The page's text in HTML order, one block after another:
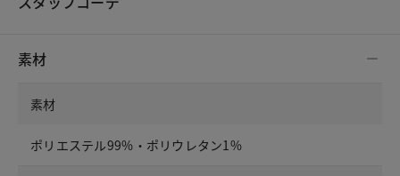
素材
素材
ポリエステル99%・ポリウレタン1%